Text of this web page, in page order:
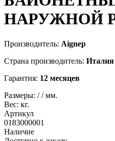
НАРУЖНОЙ
Производитель: Aignep
Страна производитель: Италия
Гарантия: 12 месяцев
Размеры: //мм.
Вес: кг.
Артикул
0183000001
Наличие